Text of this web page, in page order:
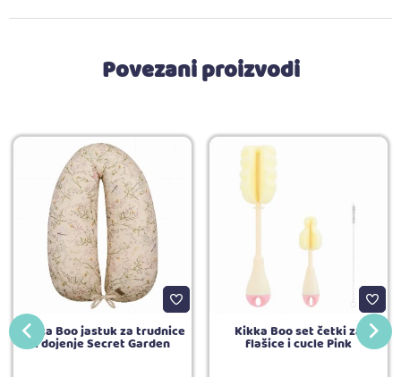
Povezani proizvodi
Kikka Boo jastuk za trudnice
i dojenje Secret Garden
Kikka Boo set četki za
flašice i cucle Pink